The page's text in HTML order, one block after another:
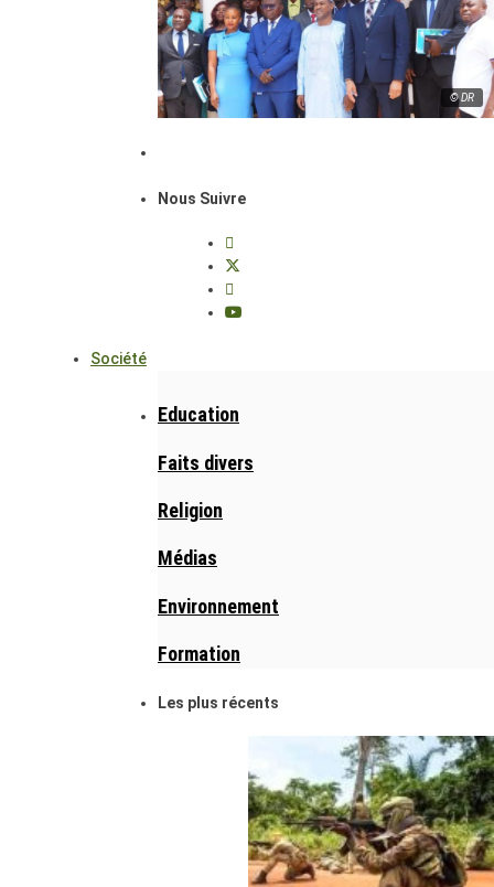
© DR
Nous Suivre
Société
Education
Faits divers
Religion
Médias
Environnement
Formation
Les plus récents